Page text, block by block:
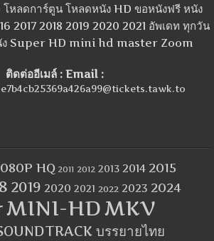
หลดการ์ตูน โหลดหนัง HD ขอหนังฟรี หนัง
2017 2018 2019 2020 2021 อัพเดท ทุกวัน
ง Super HD mini hd master Zoom
ติดต่ออีเมล์ : Email :
HQ 2011 2012 2013 2014 2015
2019 2020 2021 2022 2023 2024
MINI-HDMKV
บรรยายไทย